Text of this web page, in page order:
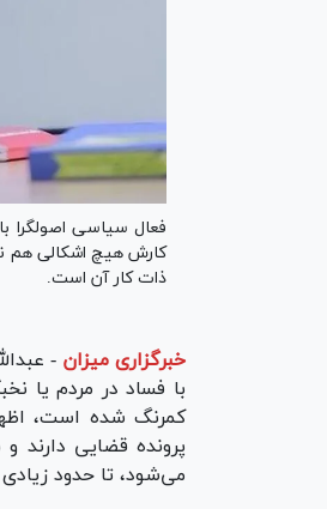
فعال سیاسی اصولگرا
کارش هیچ اشکالی هم
ذات کار آن است.
خبرگزاری میزان -
با فساد در مردم یا
کمرنگ شده است،
پرونده قضایی
می‌شود، تا حدود